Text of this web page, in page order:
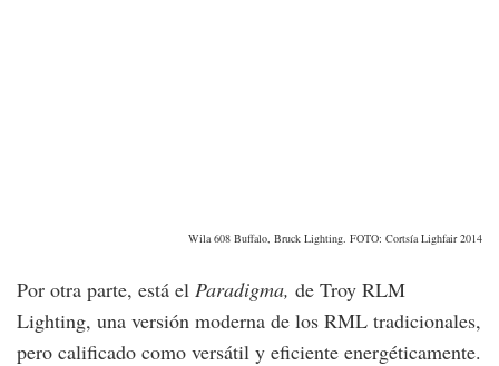
Wila 608 Buffalo, Bruck Lighting. FOTO: Cortsía Lighfair 2014
Por otra parte, está el Paradigma, de Troy RLM
Lighting, una versión moderna de los RML tradicionales,
pero calificado como versátil y eficiente energéticamente.